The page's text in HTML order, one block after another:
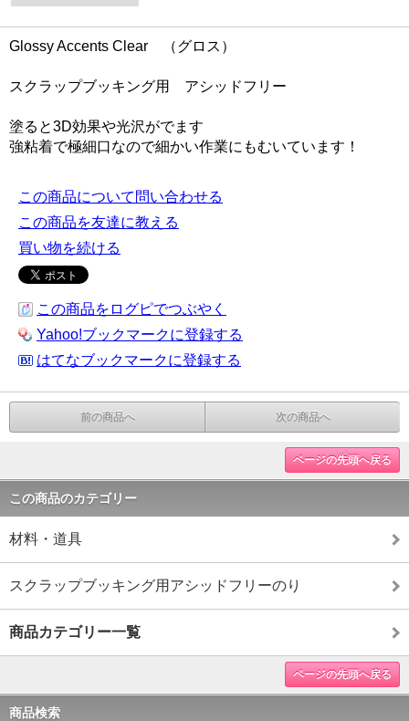
Glossy Accents Clear （グロス）
スクラップブッキング用 アシッドフリー
塗ると3D効果や光沢がでます
強粘着で極細口なので細かい作業にもむいています！
この商品について問い合わせる
この商品を友達に教える
買い物を続ける
この商品をログピでつぶやく
Yahoo!ブックマークに登録する
はてなブックマークに登録する
前の商品へ 次の商品へ
ページの先頭へ戻る
この商品のカテゴリー
材料・道具
スクラップブッキング用アシッドフリーのり
商品カテゴリー一覧
ページの先頭へ戻る
商品検索